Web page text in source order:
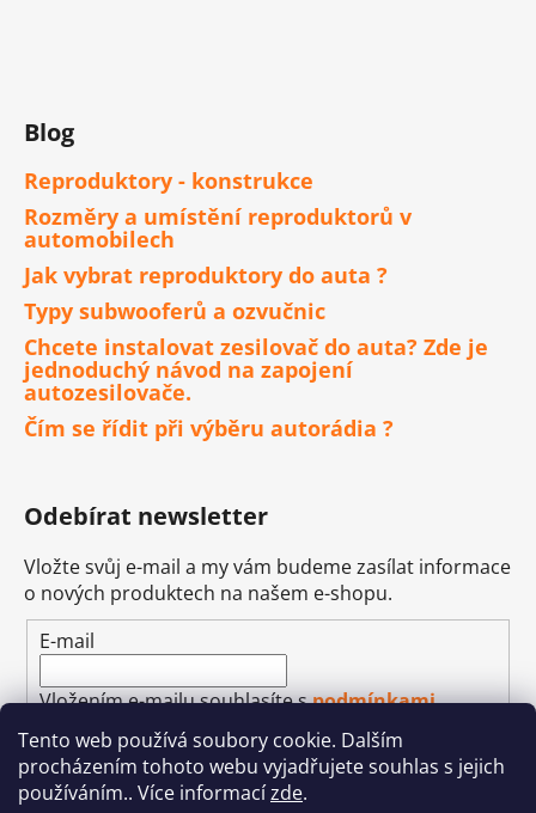
Tento web používá soubory cookie. Dalším
procházením tohoto webu vyjadřujete souhlas s jejich
používáním.. Více informacízde.
Blog
Reproduktory - konstrukce
Rozměry a umístění reproduktorů v
automobilech
Jak vybrat reproduktory do auta ?
Typy subwooferů a ozvučnic
Chcete instalovat zesilovač do auta? Zde je
jednoduchý návod na zapojení
autozesilovače.
Čím se řídit při výběru autorádia ?
Odebírat newsletter
Vložte svůj e-mail a my vám budeme zasílat informace
o nových produktech na našem e-shopu.
E-mail
Vložením e-mailu souhlasíte spodmínkami
ochrany osobních údajů
PŘIHLÁSIT SE